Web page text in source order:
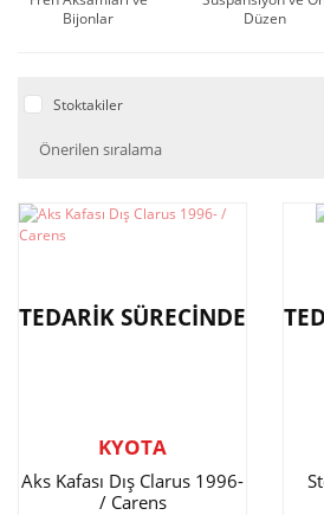
Bijonlar
Düzen
Stoktakiler
TEDARİK SÜRECİNDE
KYOTA
Aks Kafası Dış Clarus 1996-
/ Carens